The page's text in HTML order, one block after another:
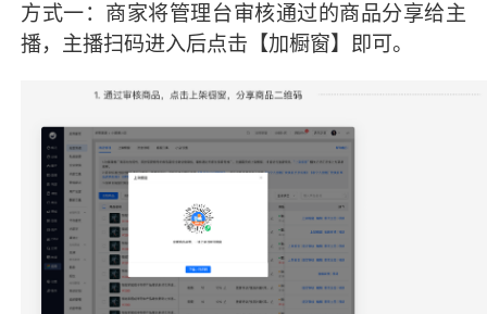
方式一：商家将管理台审核通过的商品分享给主
播，主播扫码进入后点击【加橱窗】即可。